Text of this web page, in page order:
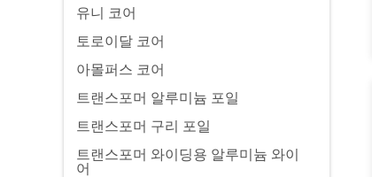
유니 코어
토로이달 코어
아몰퍼스 코어
트랜스포머 알루미늄 포일
트랜스포머 구리 포일
트랜스포머 와이딩용 알루미늄 와이
어